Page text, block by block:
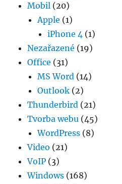
Mobil (20)
Apple (1)
iPhone 4 (1)
Nezařazené (19)
Office (31)
MS Word (14)
Outlook (2)
Thunderbird (21)
Tvorba webu (45)
WordPress (8)
Video (21)
VoIP (3)
Windows (168)